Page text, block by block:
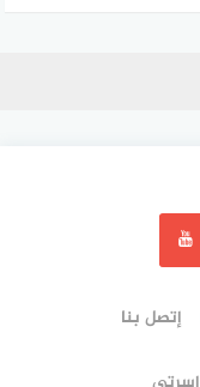
إتصل بنا